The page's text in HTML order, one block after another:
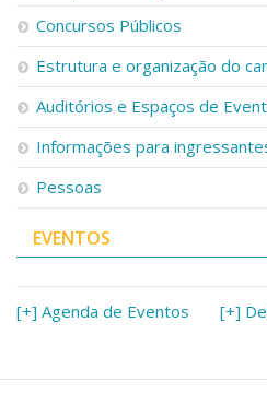
Concursos Públicos
Estrutura e organização do
Auditórios e Espaços de
Informações para
Pessoas
EVENTOS
[+] Agenda de Eventos [+]